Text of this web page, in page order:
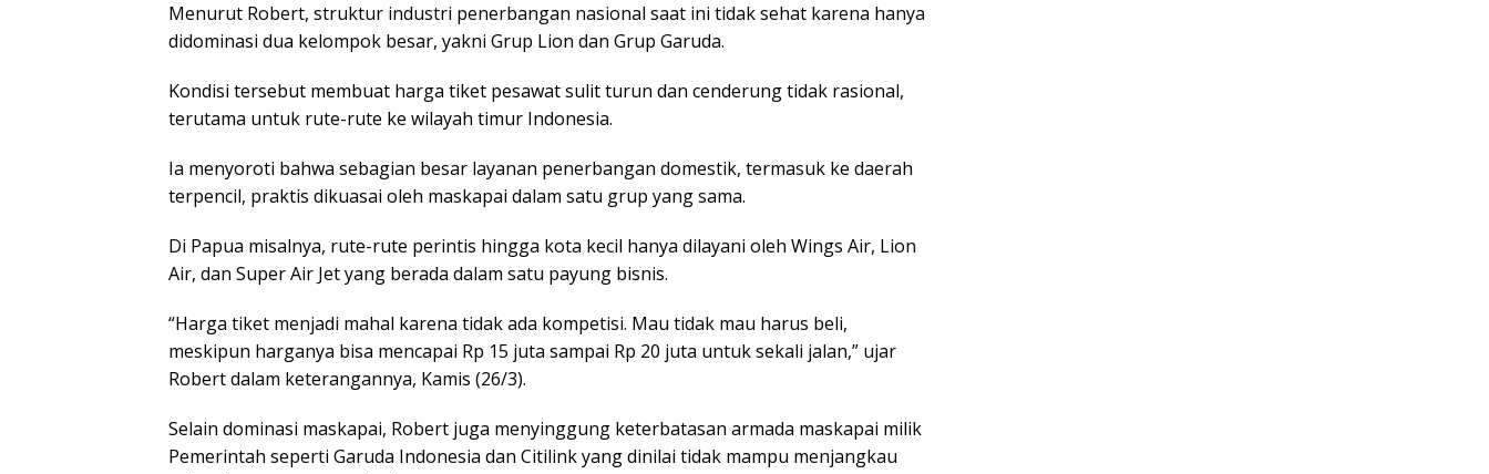
Menurut Robert, struktur industri penerbangan nasional saat ini tidak sehat karena hanya
didominasi dua kelompok besar, yakni Grup Lion dan Grup Garuda.
Kondisi tersebut membuat harga tiket pesawat sulit turun dan cenderung tidak rasional,
terutama untuk rute-rute ke wilayah timur Indonesia.
Ia menyoroti bahwa sebagian besar layanan penerbangan domestik, termasuk ke daerah
terpencil, praktis dikuasai oleh maskapai dalam satu grup yang sama.
Di Papua misalnya, rute-rute perintis hingga kota kecil hanya dilayani oleh Wings Air, Lion
Air, dan Super Air Jet yang berada dalam satu payung bisnis.
“Harga tiket menjadi mahal karena tidak ada kompetisi. Mau tidak mau harus beli,
meskipun harganya bisa mencapai Rp 15 juta sampai Rp 20 juta untuk sekali jalan,” ujar
Robert dalam keterangannya, Kamis (26/3).
Selain dominasi maskapai, Robert juga menyinggung keterbatasan armada maskapai milik
Pemerintah seperti Garuda Indonesia dan Citilink yang dinilai tidak mampu menjangkau